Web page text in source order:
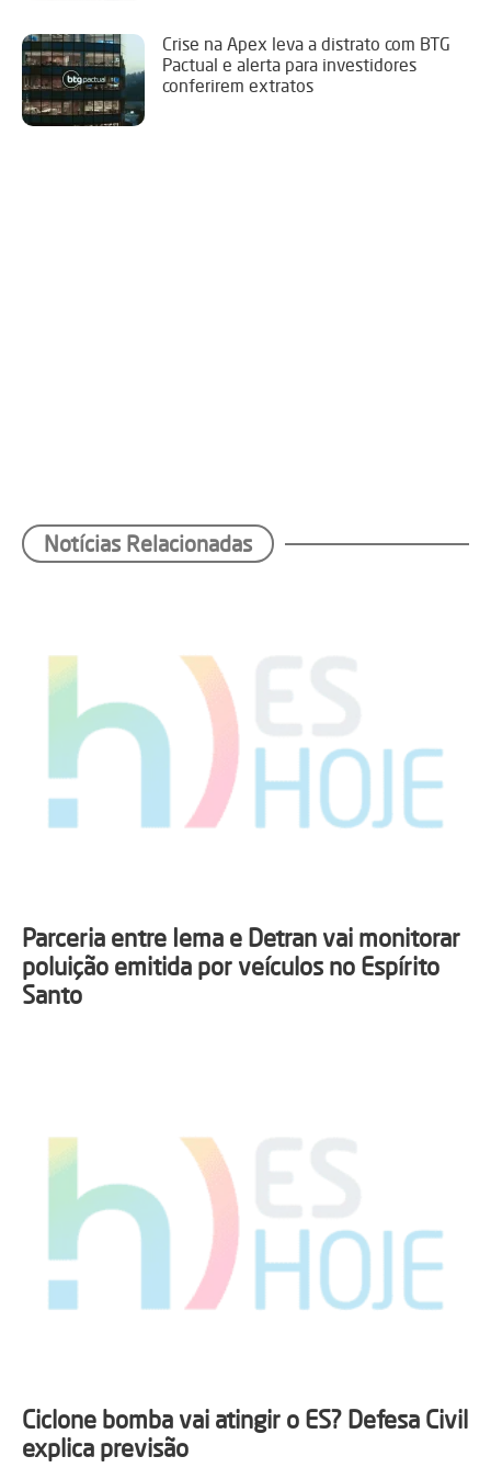
Crise na Apex leva a distrato com BTG
Pactual e alerta para investidores
conferirem extratos
Notícias Relacionadas
Parceria entre Iema e Detran vai monitorar
poluição emitida por veículos no Espírito
Santo
Ciclone bomba vai atingir o ES? Defesa Civil
explica previsão